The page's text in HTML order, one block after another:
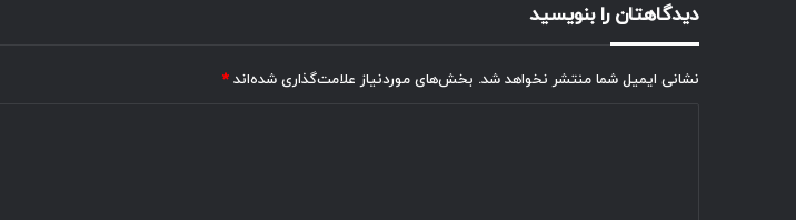
دیدگاهتان را بنویسید
نشانی ایمیل شما منتشر نخواهد شد. بخش‌های موردنیاز علامت‌گذاری شده‌اند *